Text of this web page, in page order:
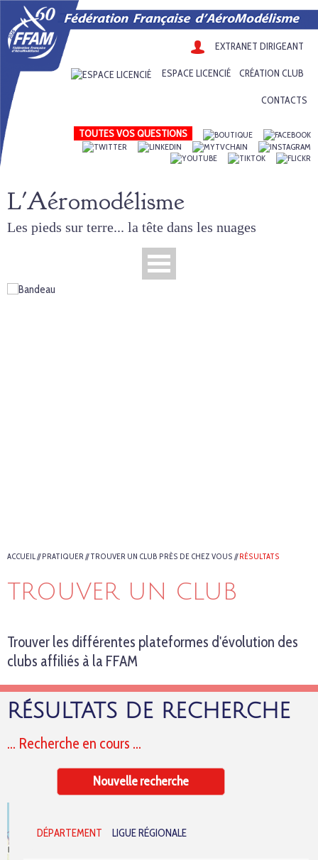
EXTRANET DIRIGEANT
ESPACE LICENCIÉ CRÉATION CLUB
CONTACTS
TOUTES VOS QUESTIONS
L'Aéromodélisme
Les pieds sur terre... la tête dans les nuages
ACCUEIL//PRATIQUER//TROUVER UN CLUB PRÈS DE CHEZ VOUS //RÉSULTATS
TROUVER UN CLUB
Trouver les différentes plateformes d'évolution des
clubs affiliés à la FFAM
RÉSULTATS DE RECHERCHE
... Recherche en cours ...
Nouvelle recherche
DÉPARTEMENT LIGUE RÉGIONALE